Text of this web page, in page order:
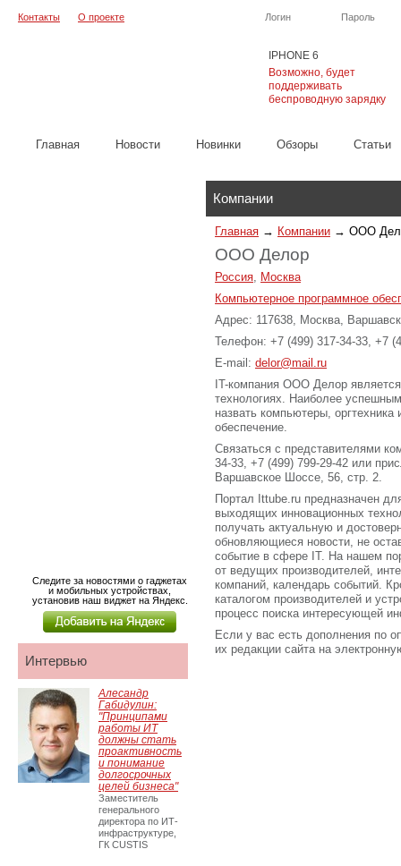
IPHONE 6
Возможно, будет
поддерживать
беспроводную зарядку
Логин Пароль
Контакты О проекте
Главная Новости Новинки Обзоры Cтатьи
Компании
Главная → Компании → ООО
ООО Делор
Россия, Москва
Компьютерное программное
Адрес: 117638, Москва,
Телефон: +7 (499) 317-34-33, +7
E-mail: delor@mail.ru
IT-компания ООО Делор
технологиях. Наиболее
назвать компьютеры,
обеспечение.
Связаться с представителями
34-33, +7 (499) 799-29-42 или
Варшавское Шоссе, 56, стр. 2.
Портал Ittube.ru предназначен
выходящих инновационных
получать актуальную и
обновляющиеся новости, не
событие в сфере IT. На нашем
от ведущих производителей,
компаний, календарь событий.
каталогом производителей и
процесс поиска интересующей
Если у вас есть дополнения по
их редакции сайта на
Следите за новостями о гаджетах
и мобильных устройствах,
установив наш виджет на Яндекс.
Интервью
Алесандр
Габидулин:
"Принципами
работы ИТ
должны стать
проактивность
и понимание
долгосрочных
целей бизнеса"
Заместитель
генерального
директора по ИТ-
инфраструктуре,
ГК CUSTIS